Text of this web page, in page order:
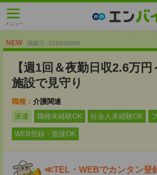
メニュー
NEW 掲載日 :2026/08/08
【週1回＆夜勤日収2.6万円
施設で見守り
職種： 介護関連
派遣
職種未経験OK 社会人未経験OK
WEB登録・面接OK
≪TEL・WEBでカンタン登